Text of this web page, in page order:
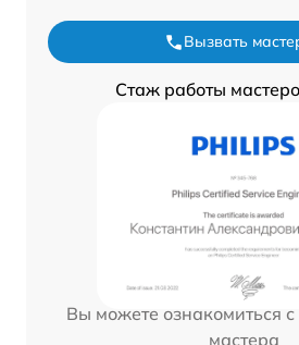
Вызвать
Стаж работы
Вы можете ознакомиться
мастера